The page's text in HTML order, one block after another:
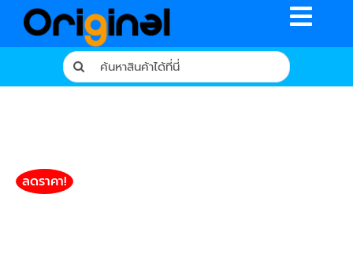
Toggle
Search
for:
ลดราคา!